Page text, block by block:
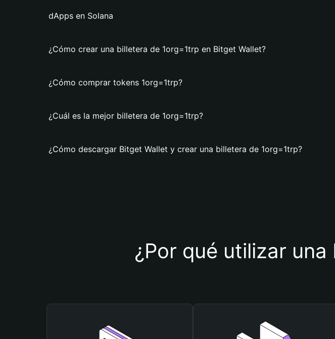
dApps en Solana
¿Cómo crear una billetera de 1org=1trp en Bitget Wallet?
¿Cómo comprar tokens 1org=1trp?
¿Cuál es la mejor billetera de 1org=1trp?
¿Cómo descargar Bitget Wallet y crear una billetera de 1org=1trp?
¿Por qué utilizar